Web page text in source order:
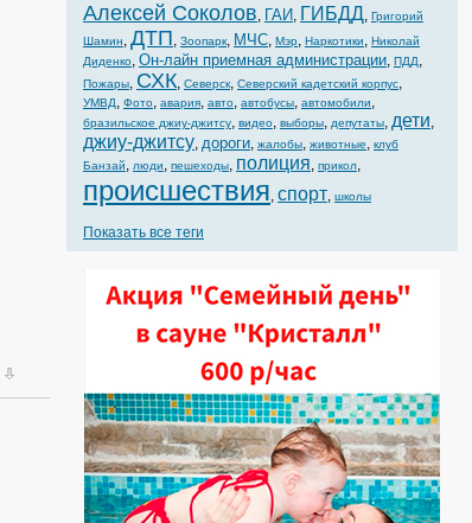
Алексей Соколов, ГАИ, ГИБДД, Григорий
Шамин, ДТП, Зоопарк, МЧС, Мэр, Наркотики, Николай
Диденко, Он-лайн приемная администрации, ПДД,
Пожары, СХК, Северск, Северский кадетский корпус,
УМВД, Фото, авария, авто, автобусы, автомобили,
бразильское джиу-джитсу, видео, выборы, депутаты, дети,
джиу-джитсу, дороги, жалобы, животные, клуб
Банзай, люди, пешеходы, полиция, прикол,
происшествия, спорт, школы
Показать все теги